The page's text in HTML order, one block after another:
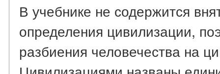
В учебнике не содержится
определения цивилизации,
разбиения человечества на